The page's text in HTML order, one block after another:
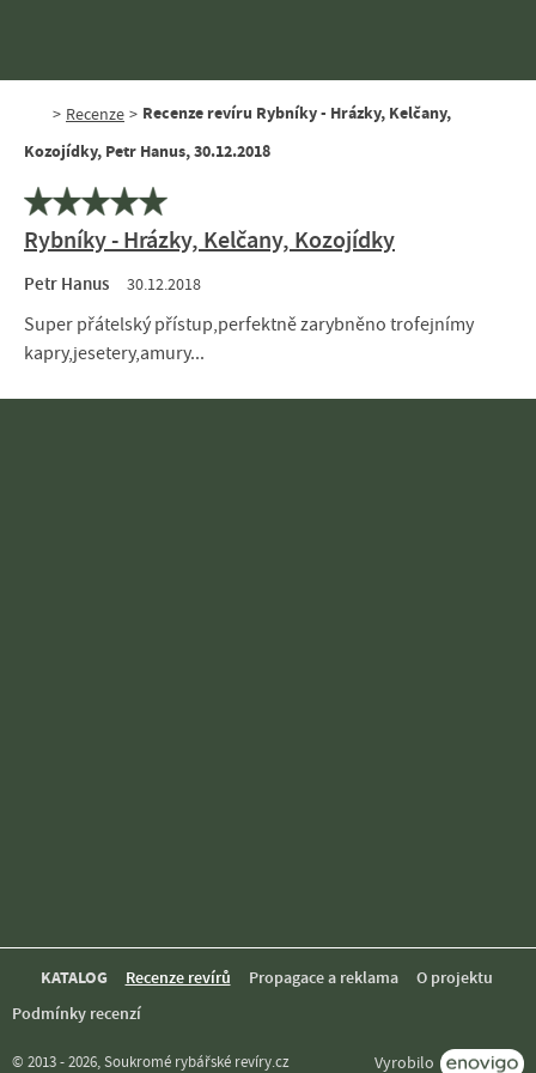
> Recenze > Recenze revíru Rybníky - Hrázky, Kelčany,
Kozojídky, Petr Hanus, 30.12.2018
Rybníky - Hrázky, Kelčany, Kozojídky
Petr Hanus 30.12.2018
Super přátelský přístup,perfektně zarybněno trofejnímy
kapry,jesetery,amury...
KATALOG Recenze revírů Propagace a reklama
O projektu
Podmínky recenzí
© 2013 - 2026, Soukromé rybářské revíry.cz Vyrobilo